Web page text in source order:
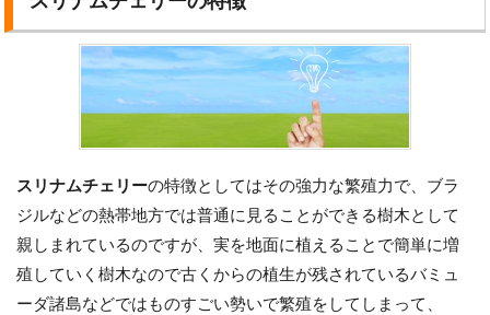
スリナムチェリーの特徴としてはその強力な繁殖力で、ブラ
ジルなどの熱帯地方では普通に見ることができる樹木として
親しまれているのですが、実を地面に植えることで簡単に増
殖していく樹木なので古くからの植生が残されているバミュ
ーダ諸島などではものすごい勢いで繁殖をしてしまって、